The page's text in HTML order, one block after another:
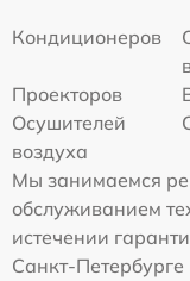
Кондиционеров
Проекторов
Осушителей
воздуха
Мы занимаемся
обслуживанием
истечении
Санкт-